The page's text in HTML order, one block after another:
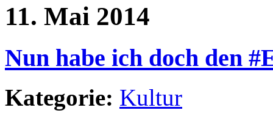
11. Mai 2014
Nun habe ich doch den
Kategorie: Kultur